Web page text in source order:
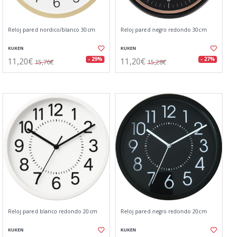
Reloj pared nordico/blanco 30cm
KUKEN
11,20€ 15,76€ - 29%
Reloj pared negro redondo 30cm
KUKEN
11,20€ 15,28€ - 27%
Reloj pared blanco redondo 20cm
KUKEN
Reloj pared negro redondo 20cm
KUKEN